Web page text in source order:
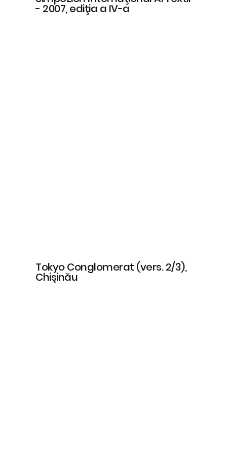
- 2007, ediţia a IV-a
Tokyo Conglomerat (vers. 2/3),
Chişinău